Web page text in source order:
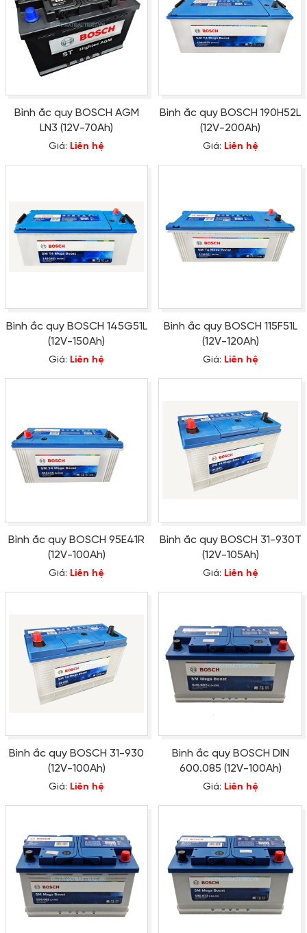
Bình ắc quy BOSCH AGM
LN3 (12V-70Ah)
Giá: Liên hệ
Bình ắc quy BOSCH 190H52L
(12V-200Ah)
Giá: Liên hệ
Bình ắc quy BOSCH 145G51L
(12V-150Ah)
Giá: Liên hệ
Bình ắc quy BOSCH 115F51L
(12V-120Ah)
Giá: Liên hệ
Bình ắc quy BOSCH 95E41R
(12V-100Ah)
Giá: Liên hệ
Bình ắc quy BOSCH 31-930T
(12V-105Ah)
Giá: Liên hệ
Bình ắc quy BOSCH 31-930
(12V-100Ah)
Giá: Liên hệ
Bình ắc quy BOSCH DIN
600.085 (12V-100Ah)
Giá: Liên hệ